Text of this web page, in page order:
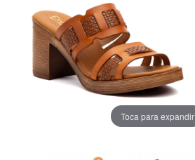
Toca para expandir